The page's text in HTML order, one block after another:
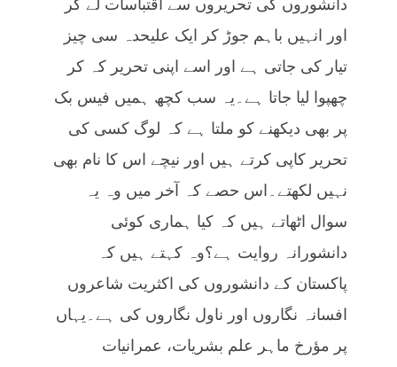
دانشوروں کی تحریروں سے اقتباسات لے کر
اور انہیں باہم جوڑ کر ایک علیحدہ سی چیز
تیار کی جاتی ہے اور اسے اپنی تحریر کہ کر
چھپوا لیا جاتا ہے۔یہ سب کچھ ہمیں فیس بک
پر بھی دیکھنے کو ملتا ہے کہ لوگ کسی کی
تحریر کاپی کرتے ہیں اور نیچے اس کا نام بھی
نہیں لکھتے۔اس حصے کہ آخر میں وہ یہ
سوال اٹھاتے ہیں کہ کیا ہماری کوئی
دانشورانہ روایت ہے؟وہ کہتے ہیں کہ
پاکستان کے دانشوروں کی اکثریت شاعروں
افسانہ نگاروں اور ناول نگاروں کی ہے۔یہاں
پر مؤرخ ماہر علم بشریات، عمرانیات